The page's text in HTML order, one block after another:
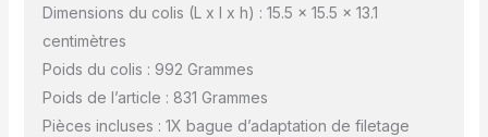
photographie planétaire;
diagonale pour la prise
de vue dans l'espace
lointain
Dimensions du colis (L x l x h) : 15.5 x 15.5 x 13.1
centimètres
Poids du colis : 992 Grammes
Poids de l’article : 831 Grammes
Pièces incluses : 1X bague d’adaptation de filetage